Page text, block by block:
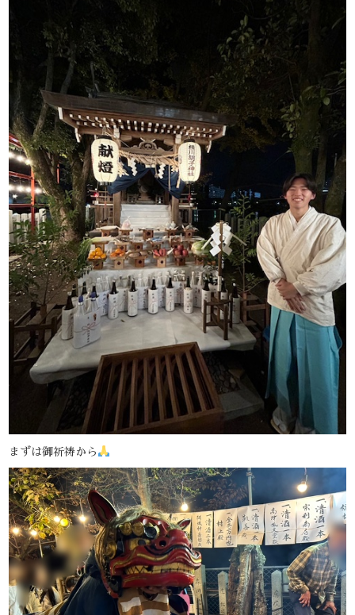
まずは御祈祷から